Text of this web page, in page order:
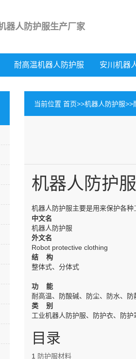
器人防护服生产厂家
耐高温机器人防护服 安川机器
当前位置 首页>>机器人防护服>>
机器人防护服
机器人防护服主要是用来保护各种
中文名
机器人防护服
外文名
Robot protective clothing
结 构
整体式、分体式
功 能
耐高温、防酸碱、防尘、防水、防
类 别
工业机器人防护服、防护衣、防护
目录
1 防护服材料